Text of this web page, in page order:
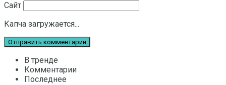
Сайт
Капча загружается...
В тренде
Комментарии
Последнее